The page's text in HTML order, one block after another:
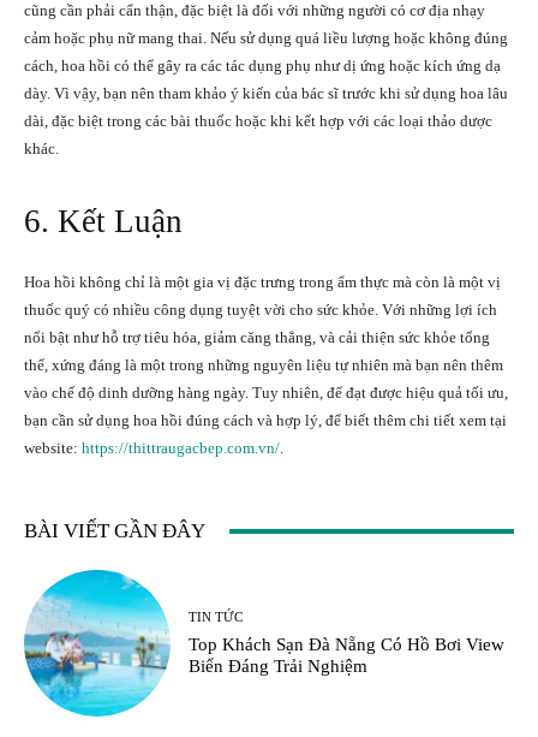
cũng cần phải cẩn thận, đặc biệt là đối với những người có cơ địa nhạy
cảm hoặc phụ nữ mang thai. Nếu sử dụng quá liều lượng hoặc không đúng
cách, hoa hồi có thể gây ra các tác dụng phụ như dị ứng hoặc kích ứng dạ
dày. Vì vậy, bạn nên tham khảo ý kiến của bác sĩ trước khi sử dụng hoa lâu
dài, đặc biệt trong các bài thuốc hoặc khi kết hợp với các loại thảo dược
khác.
6. Kết Luận
Hoa hồi không chỉ là một gia vị đặc trưng trong ẩm thực mà còn là một vị
thuốc quý có nhiều công dụng tuyệt vời cho sức khỏe. Với những lợi ích
nổi bật như hỗ trợ tiêu hóa, giảm căng thẳng, và cải thiện sức khỏe tổng
thể, xứng đáng là một trong những nguyên liệu tự nhiên mà bạn nên thêm
vào chế độ dinh dưỡng hàng ngày. Tuy nhiên, để đạt được hiệu quả tối ưu,
bạn cần sử dụng hoa hồi đúng cách và hợp lý, để biết thêm chi tiết xem tại
website: https://thittraugacbep.com.vn/.
BÀI VIẾT GẦN ĐÂY
TIN TỨC
Top Khách Sạn Đà Nẵng Có Hồ Bơi View
Biển Đáng Trải Nghiệm